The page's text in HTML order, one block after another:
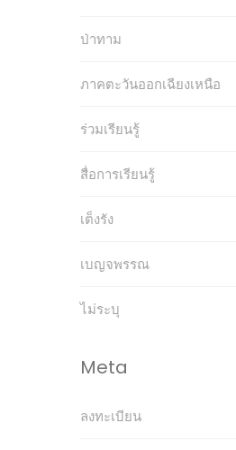
ป่าทาม
ภาคตะวันออกเฉียงเหนือ
ร่วมเรียนรู้
สื่อการเรียนรู้
เต็งรัง
เบญจพรรณ
ไม่ระบุ
Meta
ลงทะเบียน